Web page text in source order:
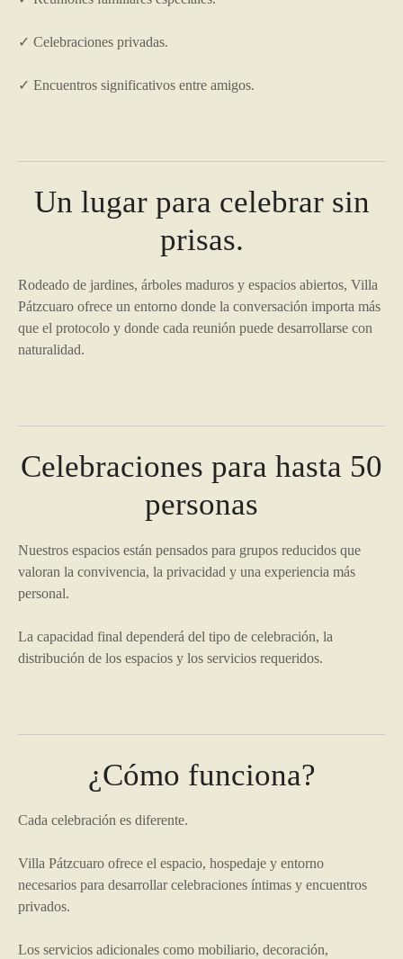
✓ Celebraciones privadas.
✓ Encuentros significativos entre amigos.
Un lugar para celebrar sin
prisas.
Rodeado de jardines, árboles maduros y espacios abiertos, Villa
Pátzcuaro ofrece un entorno donde la conversación importa más
que el protocolo y donde cada reunión puede desarrollarse con
naturalidad.
Celebraciones para hasta 50
personas
Nuestros espacios están pensados para grupos reducidos que
valoran la convivencia, la privacidad y una experiencia más
personal.
La capacidad final dependerá del tipo de celebración, la
distribución de los espacios y los servicios requeridos.
¿Cómo funciona?
Cada celebración es diferente.
Villa Pátzcuaro ofrece el espacio, hospedaje y entorno
necesarios para desarrollar celebraciones íntimas y encuentros
privados.
Los servicios adicionales como mobiliario, decoración,